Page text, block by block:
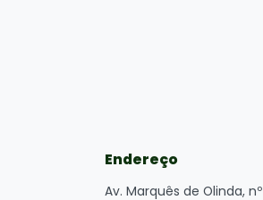
Endereço
Av. Marquês de Olinda, nº